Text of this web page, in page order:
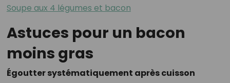
Soupe aux 4 légumes et bacon
Astuces pour un bacon
moins gras
Égoutter systématiquement après cuisson